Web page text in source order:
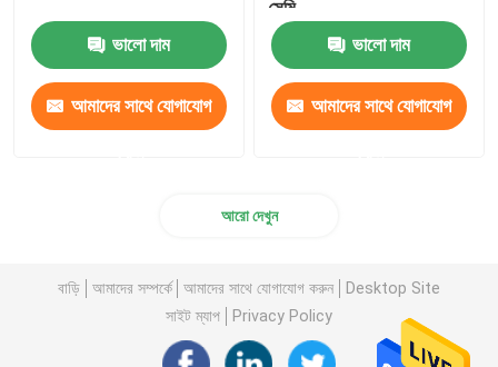
ভালো দাম
আমাদের সাথে যোগাযোগ
সেমি
ভালো দাম
আমাদের সাথে যোগাযোগ
আরো দেখুন
বাড়ি আমাদের সম্পর্কে আমাদের সাথে যোগাযোগ করুন
Desktop Site
সাইট ম্যাপ
Privacy Policy